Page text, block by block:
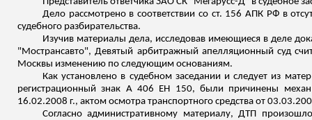
Дело рассмотрено в соответствии со ст. 156 АПК РФ в
судебного разбирательства.
Изучив материалы дела, исследовав имеющиеся в деле
"Мострансавто", Девятый арбитражный апелляционный суд
Москвы изменению по следующим основаниям.
Как установлено в судебном заседании и следует из
регистрационный знак А406 ЕН 150, были причинены
16.02.2008 г., актом осмотра транспортного средства от
Согласно административному материалу, ДТП